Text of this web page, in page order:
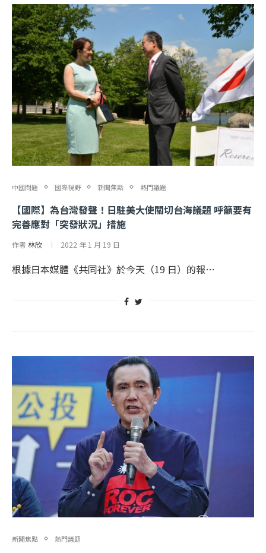
中國問題 國際視野 新聞焦點 熱門議題
【國際】為台灣發聲！日駐美大使關切台海議題 呼籲要有
完善應對「突發狀況」措施
作者林欣 2022 年 1 月 19 日
根據日本媒體《共同社》於今天（19 日）的報…
新聞焦點 熱門議題